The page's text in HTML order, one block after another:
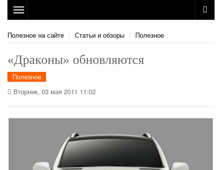
Toggle
navigation
Полезное на сайте
Статьи и обзоры Полезное
«Драконы» обновляются
Полезное
Вторник, 03 мая 2011 11:02